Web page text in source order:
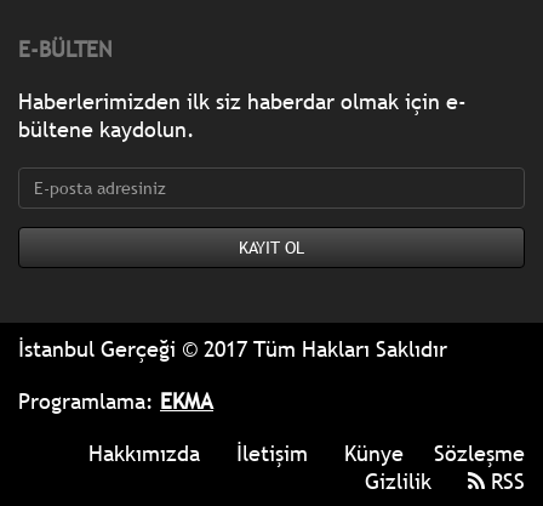
E-BÜLTEN
Haberlerimizden ilk siz haberdar olmak için e-
bültene kaydolun.
İstanbul Gerçeği © 2017 Tüm Hakları Saklıdır
Programlama: EKMA
Hakkımızda
İletişim Künye
Sözleşme
Gizlilik
RSS